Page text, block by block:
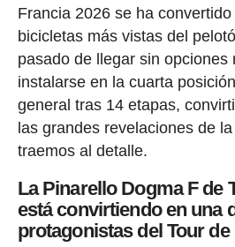
Francia 2026 se ha
bicicletas más vistas del
pasado de llegar sin opciones
instalarse en la cuarta
general tras 14 etapas,
las grandes revelaciones de
traemos al detalle.
La Pinarello Dogma F de
está convirtiendo en una
protagonistas del Tour de